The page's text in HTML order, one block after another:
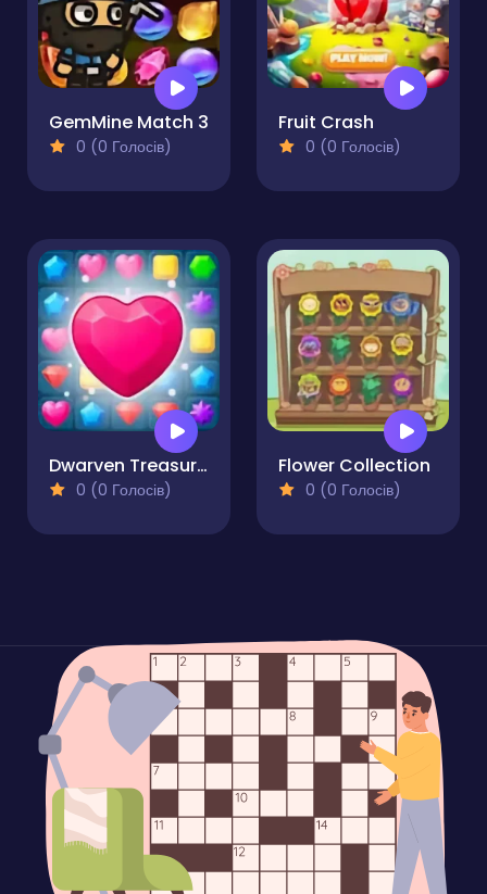
GemMine Match 3
0 (0 Голосів)
Fruit Crash
0 (0 Голосів)
Dwarven Treasures
0 (0 Голосів)
Flower Collection
0 (0 Голосів)